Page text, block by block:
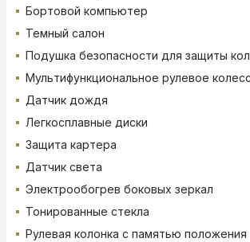
Бортовой компьютер
Темный салон
Подушка безопасности для защиты
Мультифункциональное рулевое
Датчик дождя
Легкосплавные диски
Защита картера
Датчик света
Электрообогрев боковых зеркал
Тонированные стекла
Рулевая колонка с памятью положения